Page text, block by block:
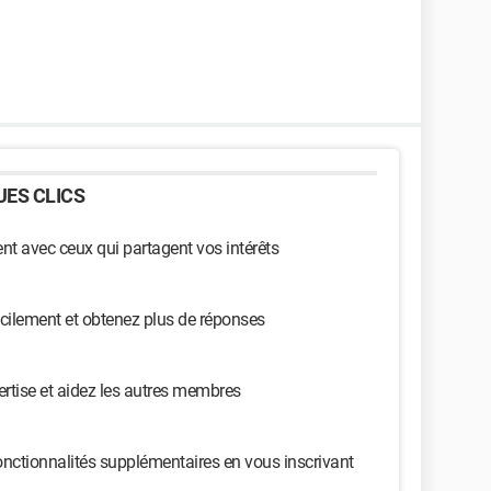
abandonné les bips comme codage des erreurs,
(bip court "de bonne santé"), il faut uniquement
des messages de boot ainsi que la traduction des
en/support/articles/000005500/boards-and-
CLICS
avec ceux qui partagent vos intérêts
et obtenez plus de réponses
et aidez les autres membres
supplémentaires en vous inscrivant